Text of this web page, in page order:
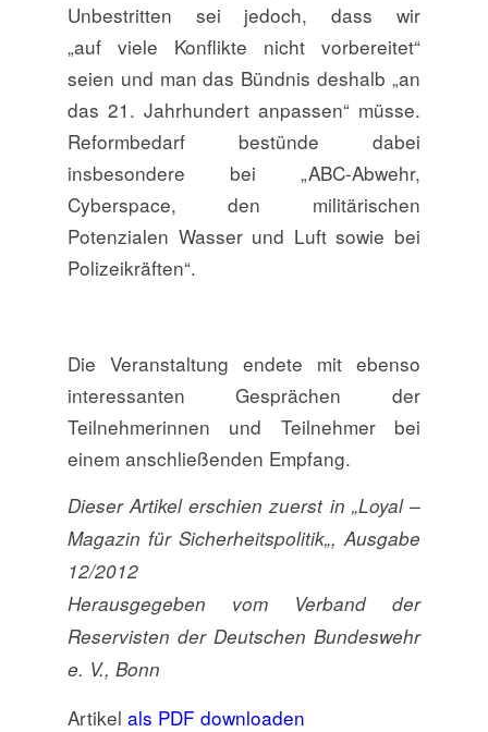
Unbestritten sei jedoch, dass wir
„auf viele Konflikte nicht vorbereitet“
seien und man das Bündnis deshalb „an
das 21. Jahrhundert anpassen“ müsse.
Reformbedarf bestünde dabei
insbesondere bei „ABC-Abwehr,
Cyberspace, den militärischen
Potenzialen Wasser und Luft sowie bei
Polizeikräften“.
Die Veranstaltung endete mit ebenso
interessanten Gesprächen der
Teilnehmerinnen und Teilnehmer bei
einem anschließenden Empfang.
Dieser Artikel erschien zuerst in „Loyal –
Magazin für Sicherheitspolitik„, Ausgabe
12/2012
Herausgegeben vom Verband der
Reservisten der Deutschen Bundeswehr
e. V., Bonn
Artikelals PDF downloaden